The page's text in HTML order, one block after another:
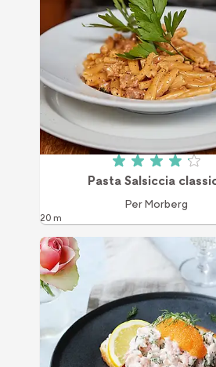
Betyg: 4.1
Pasta Salsiccia
Per Morberg
20 m